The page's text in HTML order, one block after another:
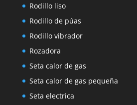
Rodillo liso
Rodillo de púas
Rodillo vibrador
Rozadora
Seta calor de gas
Seta calor de gas pequeña
Seta electrica